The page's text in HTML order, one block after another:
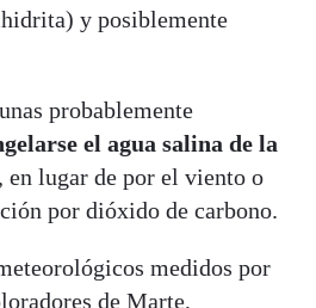
y posiblemente
probablemente
el agua salina de la
, en lugar de por el viento o
por dióxido de carbono.
medidos por
de Marte,